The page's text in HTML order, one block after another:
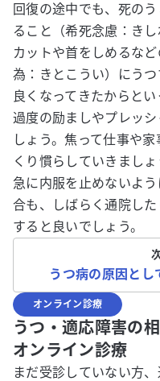
回復の途中でも、死の
ること（希死念慮：き
カットや首をしめるな
為：きとこうい）にうつ
良くなってきたからと
過度の励ましやプレッ
しょう。焦って仕事や
くり慣らしていきましょ
急に内服を止めないよ
合も、しばらく通院し
すると良いでしょう。
うつ病の原因とし
オンライン診療
うつ・適応障害の
オンライン診療
まだ受診していない方